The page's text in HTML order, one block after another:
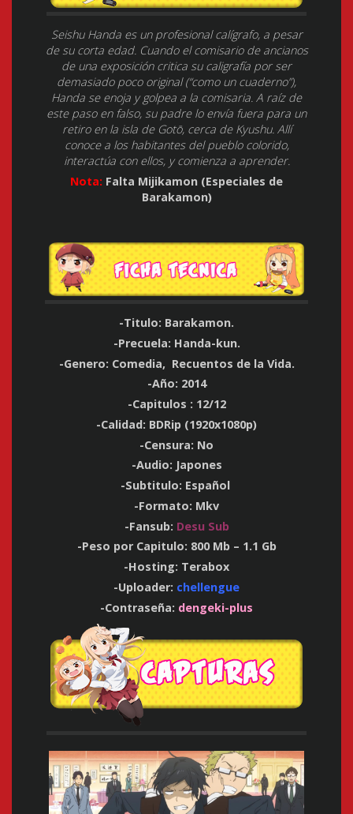
Seishu Handa es un profesional calígrafo, a pesar
de su corta edad. Cuando el comisario de ancianos
de una exposición critica su caligrafía por ser
demasiado poco original (“como un cuaderno”),
Handa se enoja y golpea a la comisaria. A raíz de
este paso en falso, su padre lo envía fuera para un
retiro en la isla de Gotō, cerca de Kyushu. Allí
conoce a los habitantes del pueblo colorido,
interactúa con ellos, y comienza a aprender.
Nota: Falta Mijikamon (Especiales de
Barakamon)
-Titulo: Barakamon.
-Precuela: Handa-kun.
-Genero: Comedia, Recuentos de la Vida.
-Año: 2014
-Capitulos : 12/12
-Calidad: BDRip (1920x1080p)
-Censura: No
-Audio: Japones
-Subtitulo: Español
-Formato: Mkv
-Fansub: Desu Sub
-Peso por Capitulo: 800 Mb – 1.1 Gb
-Hosting: Terabox
-Uploader: chellengue
-Contraseña: dengeki-plus